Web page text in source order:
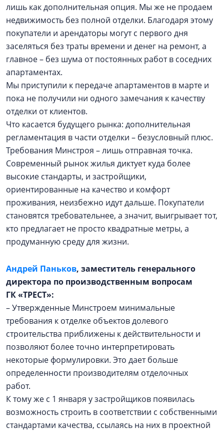
лишь как дополнительная опция. Мы же не продаем
недвижимость без полной отделки. Благодаря этому
покупатели и арендаторы могут с первого дня
заселяться без траты времени и денег на ремонт, а
главное – без шума от постоянных работ в соседних
апартаментах.
Мы приступили к передаче апартаментов в марте и
пока не получили ни одного замечания к качеству
отделки от клиентов.
Что касается будущего рынка: дополнительная
регламентация в части отделки – безусловный плюс.
Требования Минстроя – лишь отправная точка.
Современный рынок жилья диктует куда более
высокие стандарты, и застройщики,
ориентированные на качество и комфорт
проживания, неизбежно идут дальше. Покупатели
становятся требовательнее, а значит, выигрывает тот,
кто предлагает не просто квадратные метры, а
продуманную среду для жизни.
Андрей Паньков, заместитель генерального
директора по производственным вопросам
ГК «ТРЕСТ»:
– Утвержденные Минстроем минимальные
требования к отделке объектов долевого
строительства приближены к действительности и
позволяют более точно интерпретировать
некоторые формулировки. Это дает больше
определенности производителям отделочных
работ.
К тому же с 1 января у застройщиков появилась
возможность строить в соответствии с собственными
стандартами качества, ссылаясь на них в проектной